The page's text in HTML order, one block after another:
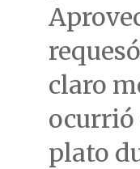
claro
ocurrió
plato